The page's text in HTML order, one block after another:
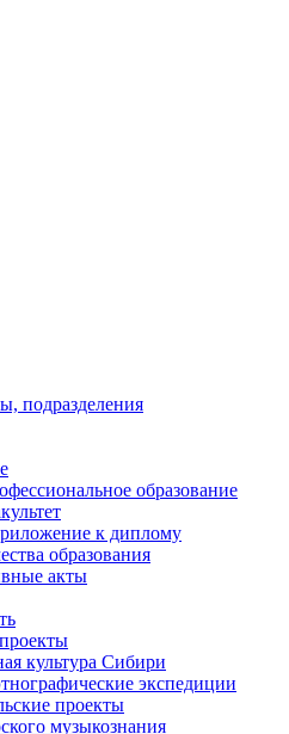
консерватория
консерватория
РСФСР и указом
до сих пор остаётся
подразделения
образование
к диплому
образования
акты
культура Сибири
экспедиции
проекты
музыкознания